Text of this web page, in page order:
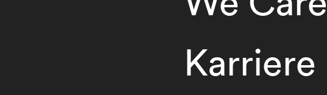
Karriere